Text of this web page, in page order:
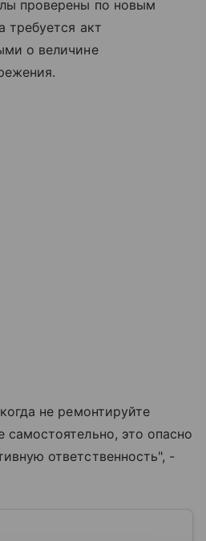
проверены по новым
требуется акт
о величине
не ремонтируйте
самостоятельно, это опасно
ответственность", -